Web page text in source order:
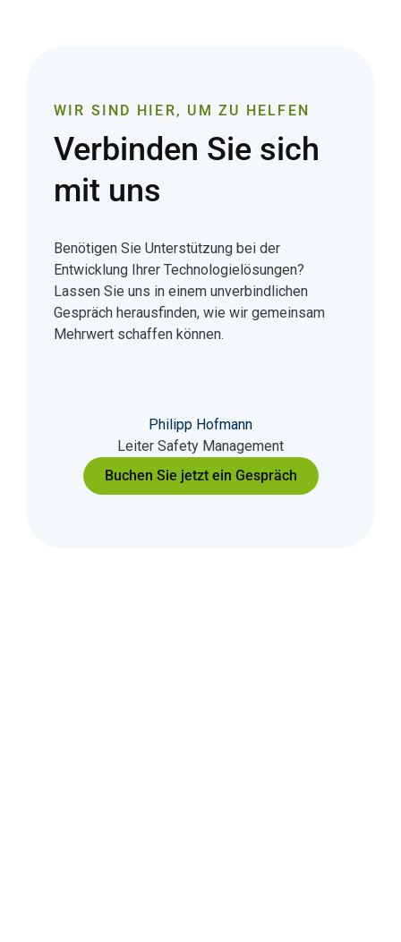
Philipp Hofmann
Leiter Safety Management
WIR SIND HIER, UM ZU HELFEN
Verbinden Sie sich
mit uns
Benötigen Sie Unterstützung bei der
Entwicklung Ihrer Technologielösungen?
Lassen Sie uns in einem unverbindlichen
Gespräch herausfinden, wie wir gemeinsam
Mehrwert schaffen können.
Buchen Sie jetzt ein Gespräch